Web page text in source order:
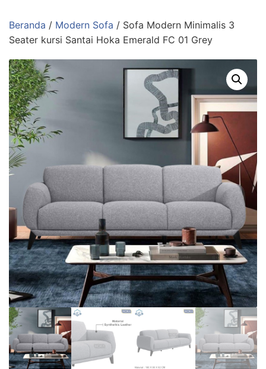
ke
konten
Beranda / Modern Sofa / Sofa Modern Minimalis 3
Seater kursi Santai Hoka Emerald FC 01 Grey